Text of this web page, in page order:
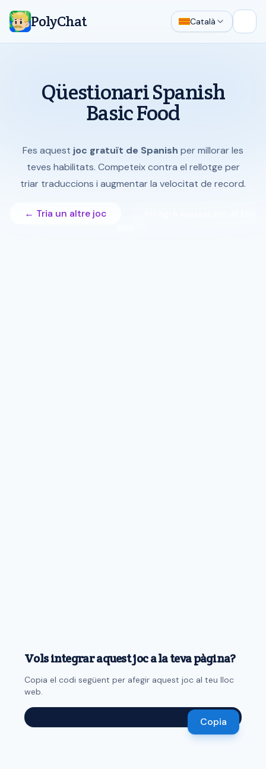
PolyChat Català
Qüestionari Spanish
Basic Food
Fes aquest joc gratuït de Spanish per millorar les
teves habilitats. Competeix contra el rellotge per
triar traduccions i augmentar la velocitat de record.
← Tria un altre joc
Vols integrar aquest joc a la teva pàgina?
Copia el codi següent per afegir aquest joc al teu lloc
web.
Copia